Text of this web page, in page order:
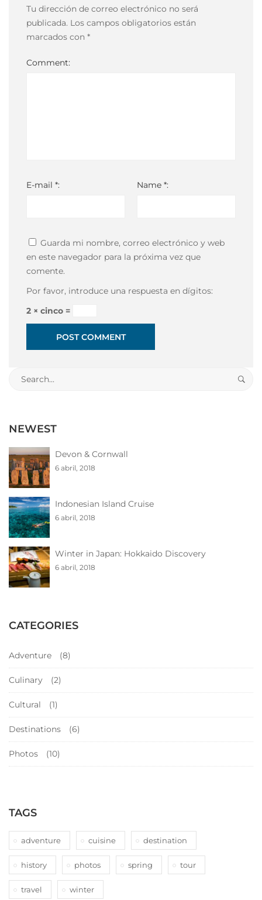
03:00
Tu dirección de correo electrónico no será
publicada. Los campos obligatorios están
marcados con *
Comment:
E-mail *: Name *:
Guarda mi nombre, correo electrónico y web
en este navegador para la próxima vez que
comente.
Por favor, introduce una respuesta en dígitos:
2 × cinco =
Search
NEWEST
Devon & Cornwall
6 abril, 2018
Indonesian Island Cruise
6 abril, 2018
Winter in Japan: Hokkaido Discovery
6 abril, 2018
CATEGORIES
Adventure (8)
Culinary (2)
Cultural (1)
Destinations (6)
Photos (10)
TAGS
adventure cuisine destination
history photos spring tour
travel winter